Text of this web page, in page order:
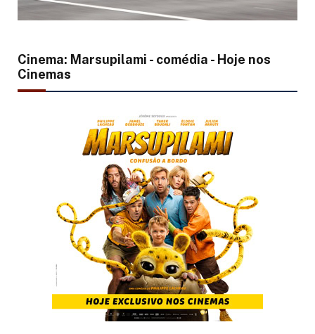
Cinema: Marsupilami - comédia - Hoje nos
Cinemas